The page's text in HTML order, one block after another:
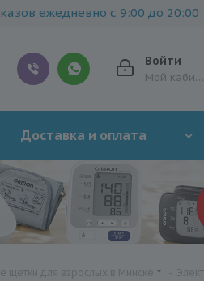
ежедневно с 9:00 до 20:00
Войти
Мой кабинет
Доставка и оплата